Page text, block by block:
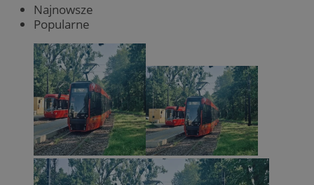
Najnowsze
Popularne